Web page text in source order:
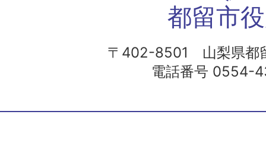
都留市
〒402-8501 山梨県都
電話番号 0554-